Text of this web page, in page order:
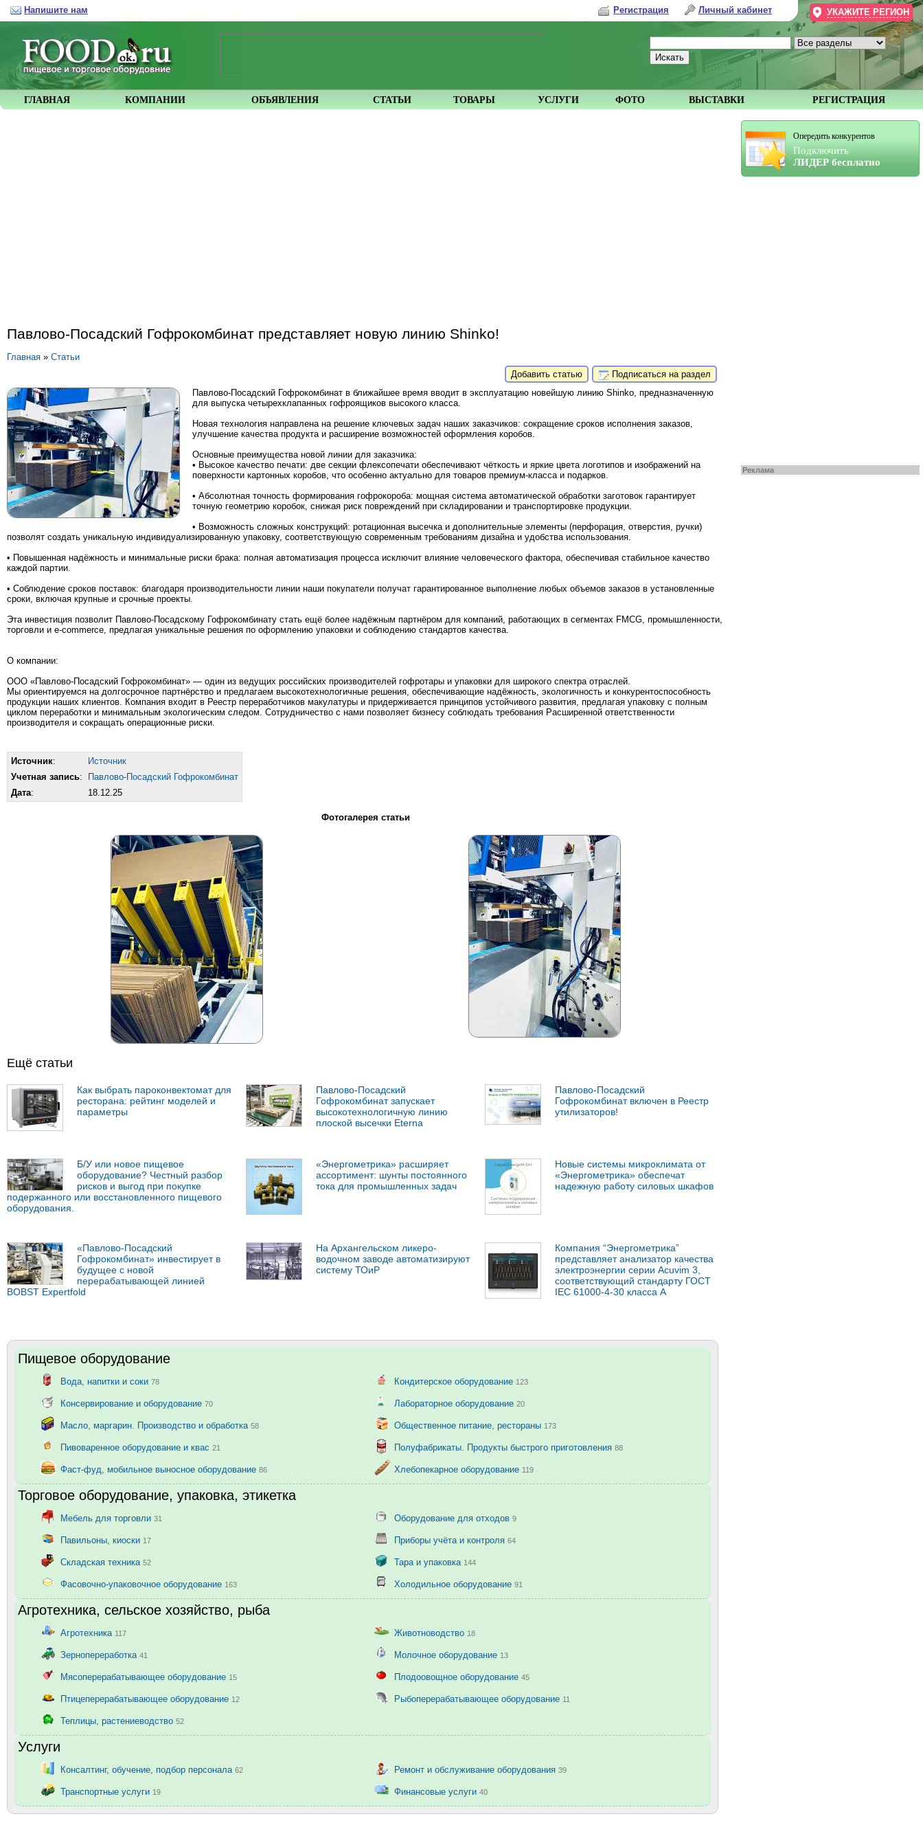
Опередить конкурентов
Подключить
ЛИДЕР бесплатно
Реклама
Павлово-Посадский Гофрокомбинат представляет новую линию Shinko!
Главная » Статьи
Добавить статью
Подписаться на раздел
Павлово-Посадский Гофрокомбинат в ближайшее время вводит в эксплуатацию новейшую линию Shinko, предназначенную
для выпуска четырехклапанных гофроящиков высокого класса.
Новая технология направлена на решение ключевых задач наших заказчиков: сокращение сроков исполнения заказов,
улучшение качества продукта и расширение возможностей оформления коробов.
Основные преимущества новой линии для заказчика:
• Высокое качество печати: две секции флексопечати обеспечивают чёткость и яркие цвета логотипов и изображений на
поверхности картонных коробов, что особенно актуально для товаров премиум-класса и подарков.
• Абсолютная точность формирования гофрокороба: мощная система автоматической обработки заготовок гарантирует
точную геометрию коробок, снижая риск повреждений при складировании и транспортировке продукции.
• Возможность сложных конструкций: ротационная высечка и дополнительные элементы (перфорация, отверстия, ручки)
позволят создать уникальную индивидуализированную упаковку, соответствующую современным требованиям дизайна и удобства использования.
• Повышенная надёжность и минимальные риски брака: полная автоматизация процесса исключит влияние человеческого фактора, обеспечивая стабильное качество
каждой партии.
• Соблюдение сроков поставок: благодаря производительности линии наши покупатели получат гарантированное выполнение любых объемов заказов в установленные
сроки, включая крупные и срочные проекты.
Эта инвестиция позволит Павлово-Посадскому Гофрокомбинату стать ещё более надёжным партнёром для компаний, работающих в сегментах FMCG, промышленности,
торговли и e-commerce, предлагая уникальные решения по оформлению упаковки и соблюдению стандартов качества.
О компании:
ООО «Павлово-Посадский Гофрокомбинат» — один из ведущих российских производителей гофротары и упаковки для широкого спектра отраслей.
Мы ориентируемся на долгосрочное партнёрство и предлагаем высокотехнологичные решения, обеспечивающие надёжность, экологичность и конкурентоспособность
продукции наших клиентов. Компания входит в Реестр переработчиков макулатуры и придерживается принципов устойчивого развития, предлагая упаковку с полным
циклом переработки и минимальным экологическим следом. Сотрудничество с нами позволяет бизнесу соблюдать требования Расширенной ответственности
производителя и сокращать операционные риски.
Источник:
Источник
Учетная запись:
Павлово-Посадский Гофрокомбинат
Дата: 18.12.25
Фотогалерея статьи
Ещё статьи
Как выбрать пароконвектомат для
ресторана: рейтинг моделей и
параметры
Павлово-Посадский
Гофрокомбинат запускает
высокотехнологичную линию
плоской высечки Eterna
Павлово-Посадский
Гофрокомбинат включен в Реестр
утилизаторов!
Б/У или новое пищевое
оборудование? Честный разбор
рисков и выгод при покупке
подержанного или восстановленного пищевого
оборудования.
«Энергометрика» расширяет
ассортимент: шунты постоянного
тока для промышленных задач
Новые системы микроклимата от
«Энергометрика» обеспечат
надежную работу силовых шкафов
«Павлово-Посадский
Гофрокомбинат» инвестирует в
будущее с новой
перерабатывающей линией
BOBST Expertfold
На Архангельском ликеро-
водочном заводе автоматизируют
систему ТОиР
Компания “Энергометрика”
представляет анализатор качества
электроэнергии серии Acuvim 3,
соответствующий стандарту ГОСТ
IEC 61000-4-30 класса А
Пищевое оборудование
Вода, напитки и соки 78 Кондитерское оборудование 123
Консервирование и оборудование 70 Лабораторное оборудование 20
Масло, маргарин. Производство и обработка 58 Общественное питание, рестораны 173
Пивоваренное оборудование и квас 21 Полуфабрикаты. Продукты быстрого приготовления 88
Фаст-фуд, мобильное выносное оборудование 86 Хлебопекарное оборудование 119
Торговое оборудование, упаковка, этикетка
Мебель для торговли 31 Оборудование для отходов 9
Павильоны, киоски 17 Приборы учёта и контроля 64
Складская техника 52 Тара и упаковка 144
Фасовочно-упаковочное оборудование 163 Холодильное оборудование 91
Агротехника, сельское хозяйство, рыба
Агротехника 117 Животноводство 18
Зернопереработка 41 Молочное оборудование 13
Мясоперерабатывающее оборудование 15 Плодоовощное оборудование 45
Птицеперерабатывающее оборудование 12 Рыбоперерабатывающее оборудование 11
Теплицы, растениеводство 52
Услуги
Консалтинг, обучение, подбор персонала 62 Ремонт и обслуживание оборудования 39
Транспортные услуги 19 Финансовые услуги 40
ГЛАВНАЯ КОМПАНИИ ОБЪЯВЛЕНИЯ СТАТЬИ ТОВАРЫ УСЛУГИ ФОТО ВЫСТАВКИ РЕГИСТРАЦИЯ
Напишите нам Личный кабинет
Регистрация УКАЖИТЕ РЕГИОН